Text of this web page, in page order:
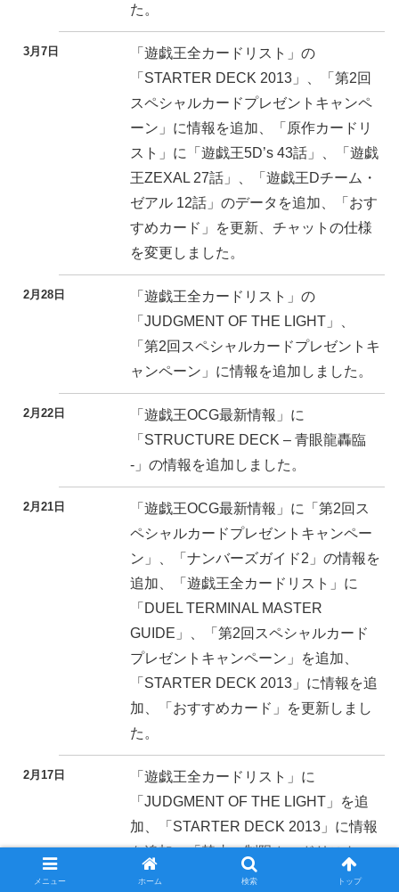
た。
3月7日
「遊戯王全カードリスト」の
「STARTER DECK 2013」、「第2回
スペシャルカードプレゼントキャンペ
ーン」に情報を追加、「原作カードリ
スト」に「遊戯王5D’s 43話」、「遊戯
王ZEXAL 27話」、「遊戯王Dチーム・
ゼアル 12話」のデータを追加、「おす
すめカード」を更新、チャットの仕様
を変更しました。
2月28日
「遊戯王全カードリスト」の
「JUDGMENT OF THE LIGHT」、
「第2回スペシャルカードプレゼントキ
ャンペーン」に情報を追加しました。
2月22日
「遊戯王OCG最新情報」に
「STRUCTURE DECK – 青眼龍轟臨
-」の情報を追加しました。
2月21日
「遊戯王OCG最新情報」に「第2回ス
ペシャルカードプレゼントキャンペー
ン」、「ナンバーズガイド2」の情報を
追加、「遊戯王全カードリスト」に
「DUEL TERMINAL MASTER
GUIDE」、「第2回スペシャルカード
プレゼントキャンペーン」を追加、
「STARTER DECK 2013」に情報を追
加、「おすすめカード」を更新しまし
た。
2月17日
「遊戯王全カードリスト」に
「JUDGMENT OF THE LIGHT」を追
加、「STARTER DECK 2013」に情報
を追加、「禁止・制限カードリスト」
に2013年3月改定分を追加しました。
メニュー ホーム 検索 トップ